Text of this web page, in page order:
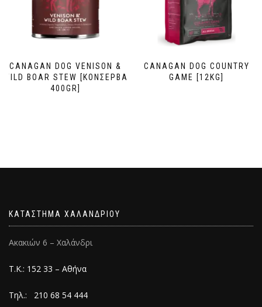
CANAGAN DOG VENISON &
WILD BOAR STEW [ΚΟΝΣΕΡΒΑ
400GR]
CANAGAN DOG COUNTRY
GAME [12KG]
ΚΑΤΑΣΤΗΜΑ ΧΑΛΑΝΔΡΙΟΥ
Ακακιών 6 – Χαλάνδρι
Τ.Κ.: 152 33 – Αθήνα
Τηλ.: 210 68 54 444